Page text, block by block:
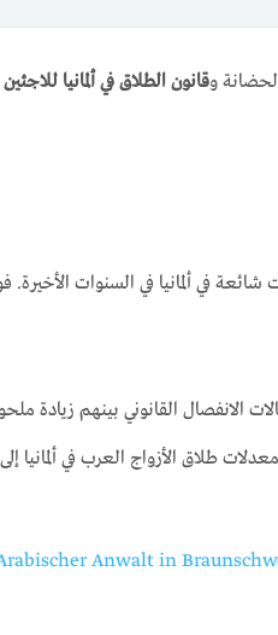
وقانون الطلاق في ألمانيا للاجئين